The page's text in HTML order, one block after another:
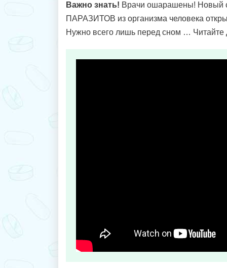
Важно знать! Врачи ошарашены! Новый
ПАРАЗИТОВ из организма человека
Нужно всего лишь перед сном … Читайте